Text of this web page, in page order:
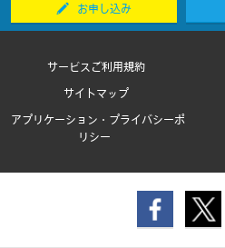
お申し込み
サービスご利用規約
サイトマップ
アプリケーション・プライバシーポ
リシー